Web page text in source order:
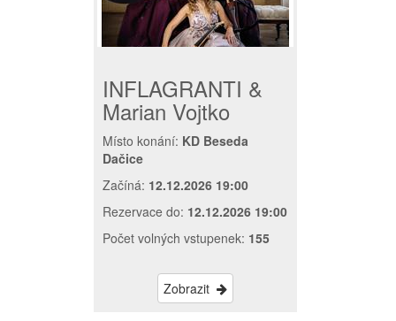
INFLAGRANTI &
Marian Vojtko
Místo konání: KD Beseda
Dačice
Začíná: 12.12.2026 19:00
Rezervace do: 12.12.2026 19:00
Počet volných vstupenek: 155
Zobrazit